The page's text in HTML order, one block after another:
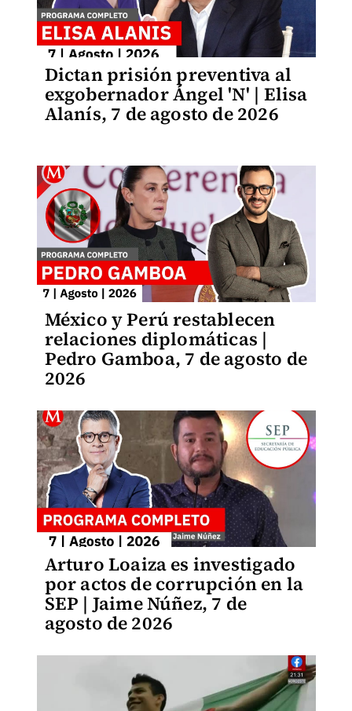
Dictan prisión preventiva al
exgobernador Ángel 'N' | Elisa
Alanís, 7 de agosto de 2026
México y Perú restablecen
relaciones diplomáticas |
Pedro Gamboa, 7 de agosto de
2026
Arturo Loaiza es investigado
por actos de corrupción en la
SEP | Jaime Núñez, 7 de
agosto de 2026